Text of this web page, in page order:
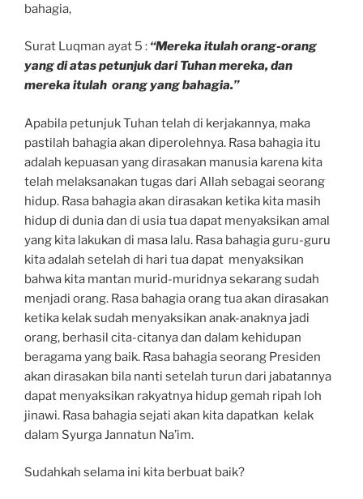
bahagia,
Surat Luqman ayat 5 : “Mereka itulah orang-orang
yang di atas petunjuk dari Tuhan mereka, dan
mereka itulah orang yang bahagia.”
Apabila petunjuk Tuhan telah di kerjakannya, maka
pastilah bahagia akan diperolehnya. Rasa bahagia itu
adalah kepuasan yang dirasakan manusia karena kita
telah melaksanakan tugas dari Allah sebagai seorang
hidup. Rasa bahagia akan dirasakan ketika kita masih
hidup di dunia dan di usia tua dapat menyaksikan amal
yang kita lakukan di masa lalu. Rasa bahagia guru-guru
kita adalah setelah di hari tua dapat menyaksikan
bahwa kita mantan murid-muridnya sekarang sudah
menjadi orang. Rasa bahagia orang tua akan dirasakan
ketika kelak sudah menyaksikan anak-anaknya jadi
orang, berhasil cita-citanya dan dalam kehidupan
beragama yang baik. Rasa bahagia seorang Presiden
akan dirasakan bila nanti setelah turun dari jabatannya
dapat menyaksikan rakyatnya hidup gemah ripah loh
jinawi. Rasa bahagia sejati akan kita dapatkan kelak
dalam Syurga Jannatun Na’im.
Sudahkah selama ini kita berbuat baik?